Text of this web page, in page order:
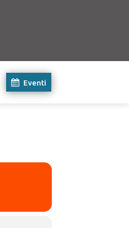
Eventi